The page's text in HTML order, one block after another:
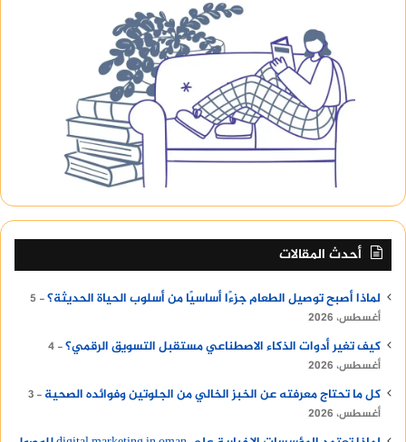
أحدث المقالات
لماذا أصبح توصيل الطعام جزءًا أساسيًا من أسلوب الحياة الحديثة؟
5
أغسطس، 2026
كيف تغير أدوات الذكاء الاصطناعي مستقبل التسويق الرقمي؟ 4
أغسطس، 2026
كل ما تحتاج معرفته عن الخبز الخالي من الجلوتين وفوائده الصحية
3
أغسطس، 2026